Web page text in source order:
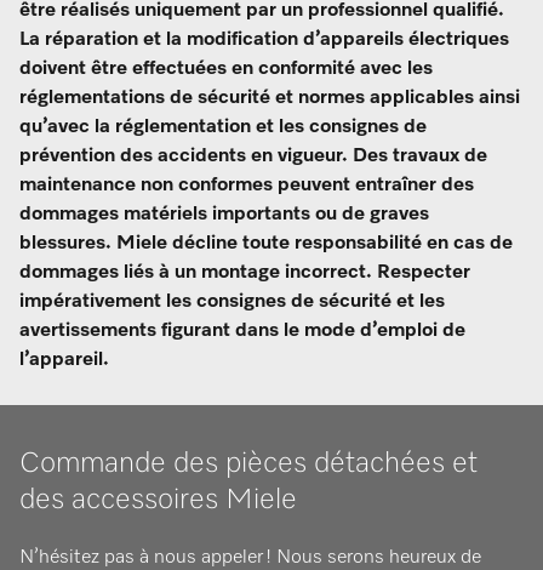
être réalisés uniquement par un professionnel qualifié.
La réparation et la modification d’appareils électriques
doivent être effectuées en conformité avec les
réglementations de sécurité et normes applicables ainsi
qu’avec la réglementation et les consignes de
prévention des accidents en vigueur. Des travaux de
maintenance non conformes peuvent entraîner des
dommages matériels importants ou de graves
blessures. Miele décline toute responsabilité en cas de
dommages liés à un montage incorrect. Respecter
impérativement les consignes de sécurité et les
avertissements figurant dans le mode d’emploi de
l’appareil.
Commande des pièces détachées et
des accessoires Miele
N’hésitez pas à nous appeler ! Nous serons heureux de